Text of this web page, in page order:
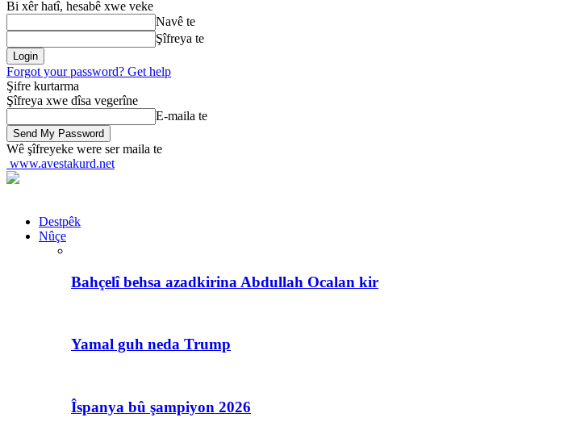
Bi xêr hatî, hesabê xwe veke
Navê te
Şîfreya te
Forgot your password? Get help
Şifre kurtarma
Şîfreya xwe dîsa vegerîne
E-maila te
Wê şîfreyeke were ser maila te
www.avestakurd.net
Destpêk
Nûçe
Bahçelî behsa azadkirina Abdullah Ocalan kir
Yamal guh neda Trump
Îspanya bû şampiyon 2026